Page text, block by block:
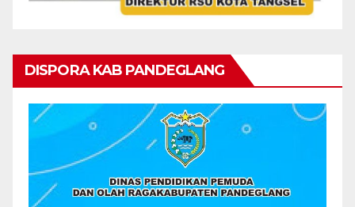
DISPORA KAB PANDEGLANG